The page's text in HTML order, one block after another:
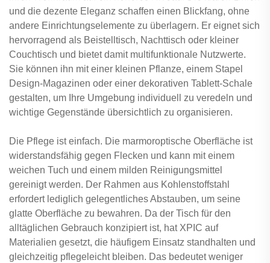
und die dezente Eleganz schaffen einen Blickfang, ohne
andere Einrichtungselemente zu überlagern. Er eignet sich
hervorragend als Beistelltisch, Nachttisch oder kleiner
Couchtisch und bietet damit multifunktionale Nutzwerte.
Sie können ihn mit einer kleinen Pflanze, einem Stapel
Design-Magazinen oder einer dekorativen Tablett-Schale
gestalten, um Ihre Umgebung individuell zu veredeln und
wichtige Gegenstände übersichtlich zu organisieren.
Die Pflege ist einfach. Die marmoroptische Oberfläche ist
widerstandsfähig gegen Flecken und kann mit einem
weichen Tuch und einem milden Reinigungsmittel
gereinigt werden. Der Rahmen aus Kohlenstoffstahl
erfordert lediglich gelegentliches Abstauben, um seine
glatte Oberfläche zu bewahren. Da der Tisch für den
alltäglichen Gebrauch konzipiert ist, hat XPIC auf
Materialien gesetzt, die häufigem Einsatz standhalten und
gleichzeitig pflegeleicht bleiben. Das bedeutet weniger